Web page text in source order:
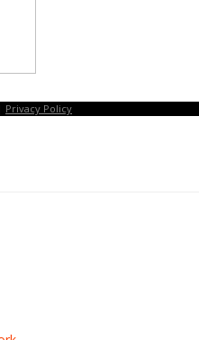
Privacy Policy